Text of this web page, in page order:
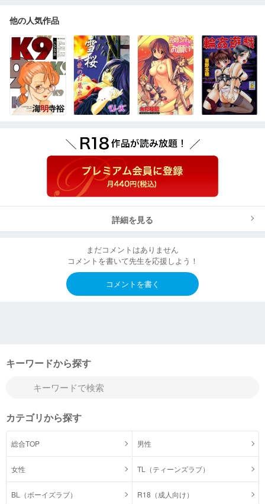
他の人気作品
詳細を見る
まだコメントはありません
コメントを書いて先生を応援しよう！
コメントを書く
キーワードから探す
カテゴリから探す
総合TOP 男性
女性 TL（ティーンズラブ）
BL（ボーイズラブ） R18（成人向け）